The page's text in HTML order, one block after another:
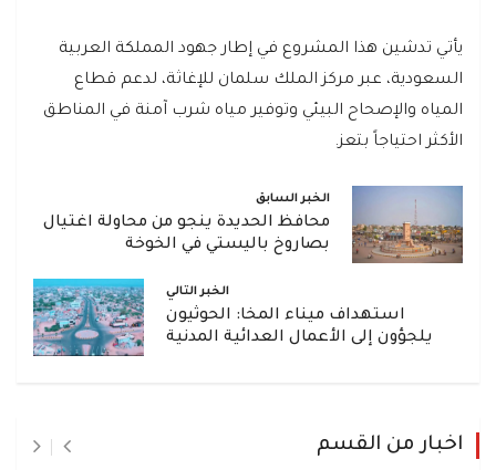
يأتي تدشين هذا المشروع في إطار جهود المملكة العربية
السعودية، عبر مركز الملك سلمان للإغاثة، لدعم قطاع
المياه والإصحاح البيئي وتوفير مياه شرب آمنة في المناطق
الأكثر احتياجاً بتعز.
الخبر السابق
محافظ الحديدة ينجو من محاولة اغتيال
بصاروخ باليستي في الخوخة
الخبر التالي
استهداف ميناء المخا: الحوثيون
يلجؤون إلى الأعمال العدائية المدنية
اخبار من القسم